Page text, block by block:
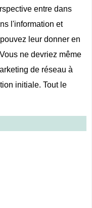
entre dans
l'information et
leur donner en
ne devriez même
de réseau à
initiale. Tout le